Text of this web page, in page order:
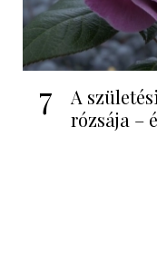
7
A
rózsája –